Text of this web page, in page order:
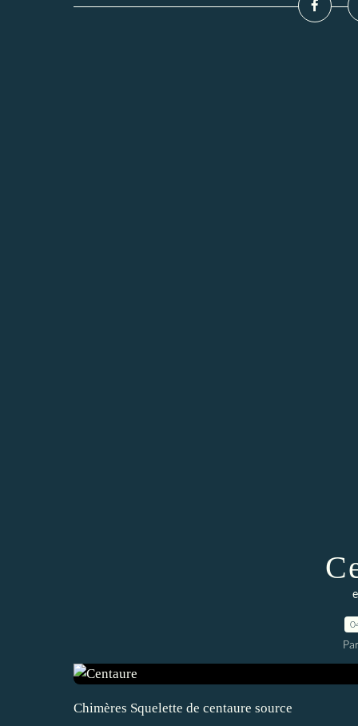
Chimères Squelette de centaure source